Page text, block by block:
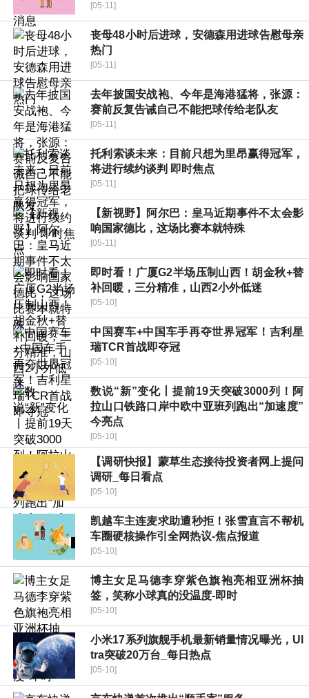
[05-11]
丧母48小时后进球，安德森用进球告慰母亲
热门
[05-11]
去年披国安战袍、今年是海港猛将，张源：
赛前反复告诫自己不能把球传给老队友
[05-11]
托利索谈未来：目前只想为里昂赢得冠军，
将进行续约谈判 即时焦点
[05-11]
【新视野】阿尔巴：皇马近期事件不太会影
响国家德比，这场比赛本就特殊
[05-11]
即时看！广厦G2半场压制山西！胡金秋+替
补回暖，三分精准，山西2小外低迷
[05-10]
中国赛车+中国车手再夺世界冠军！吉利星
瑞TCR首战即夺冠
[05-10]
数说“新”变化丨提前19天突破3000列！阿
拉山口铁路口岸中欧中亚班列跑出“加速度”
今亮点
[05-10]
【调研快报】蒙草生态接待投资者网上提问
调研_每日看点
[05-10]
凯越车主连麦求助遭秒拒！张雪直言不帮机
车圈硬核操作引全网热议-焦点报道
[05-10]
博主女足马德李穿紫色旗袍亮相亚洲杯抽
签，笑称小球真的没温度-即时
[05-10]
小米17系列旗舰手机最新销量情况曝光，Ul
tra突破20万台_每日热点
[05-10]